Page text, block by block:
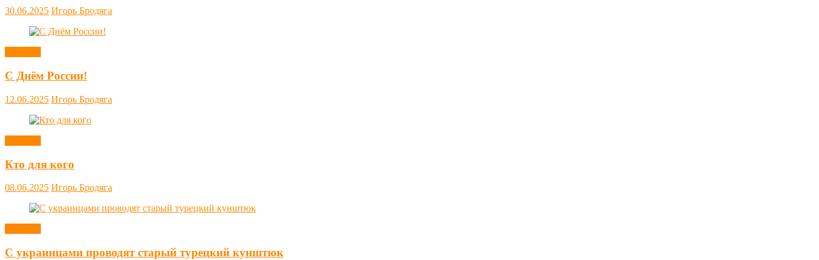
30.06.2025 Игорь Бродяга
С Днём России!
12.06.2025 Игорь Бродяга
Кто для кого
08.06.2025 Игорь Бродяга
С украинцами проводят старый турецкий кунштюк